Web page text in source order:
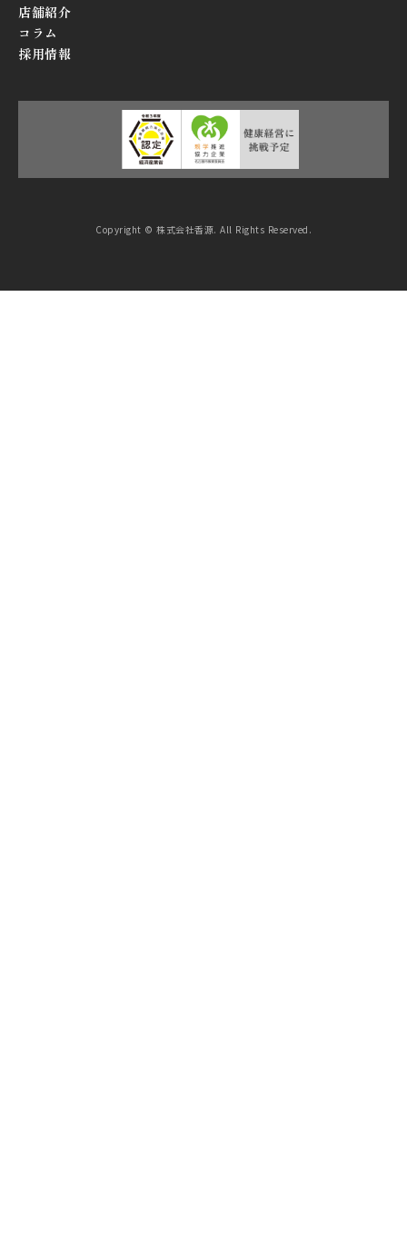
店舗紹介
コラム
採用情報
Copyright © 株式会社香源. All Rights Reserved.